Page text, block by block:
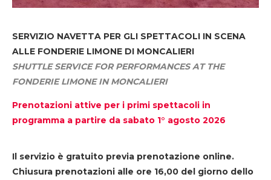
SERVIZIO NAVETTA PER GLI SPETTACOLI IN SCENA
ALLE FONDERIE LIMONE DI MONCALIERI
SHUTTLE SERVICE FOR PERFORMANCES AT THE
FONDERIE LIMONE IN MONCALIERI
Prenotazioni attive per i primi spettacoli in
programma a partire da sabato 1° agosto 2026
Il servizio è gratuito previa prenotazione online.
Chiusura prenotazioni alle ore 16,00 del giorno dello